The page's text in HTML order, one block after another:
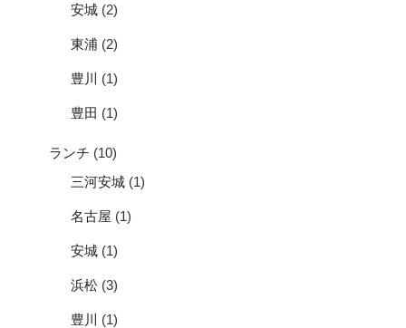
安城 (2)
東浦 (2)
豊川 (1)
豊田 (1)
ランチ (10)
三河安城 (1)
名古屋 (1)
安城 (1)
浜松 (3)
豊川 (1)